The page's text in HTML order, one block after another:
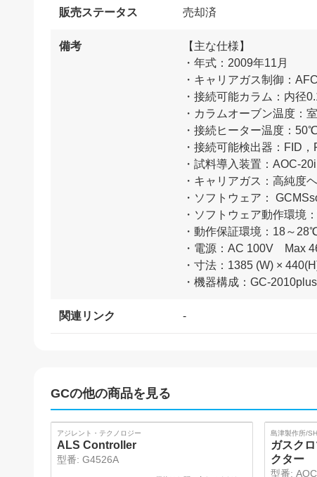
販売ステータス 売却済
備考
【主な仕様】
・年式：2009年11月
・キャリアガス制御：
・接続可能カラム：内径
・カラムオーブン温度：
・接続ヒーター温度：
・接続可能検出器：FID
・試料導入装置：AOC-20i
・キャリアガス：高純度
・ソフトウェア：
・ソフトウェア動作環境
・動作保証環境：18～
・電源：AC 100V Max
・寸法：1385 (W) ×
関連リンク -
GCの他の商品を見る
アジレント・テクノロジー
ALS Controller
型番: G4526A
島津製作所/
ガスク
クター
型番: